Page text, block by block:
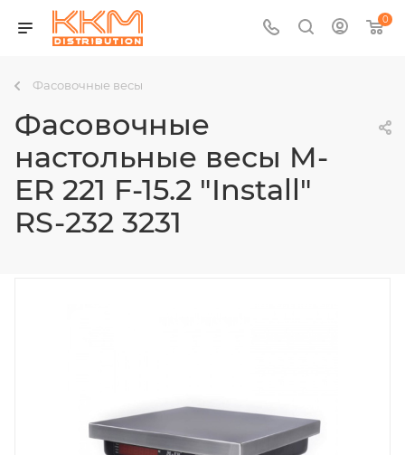
0
Фасовочные весы
Фасовочные
настольные весы M-
ER 221 F-15.2 "Install"
RS-232 3231